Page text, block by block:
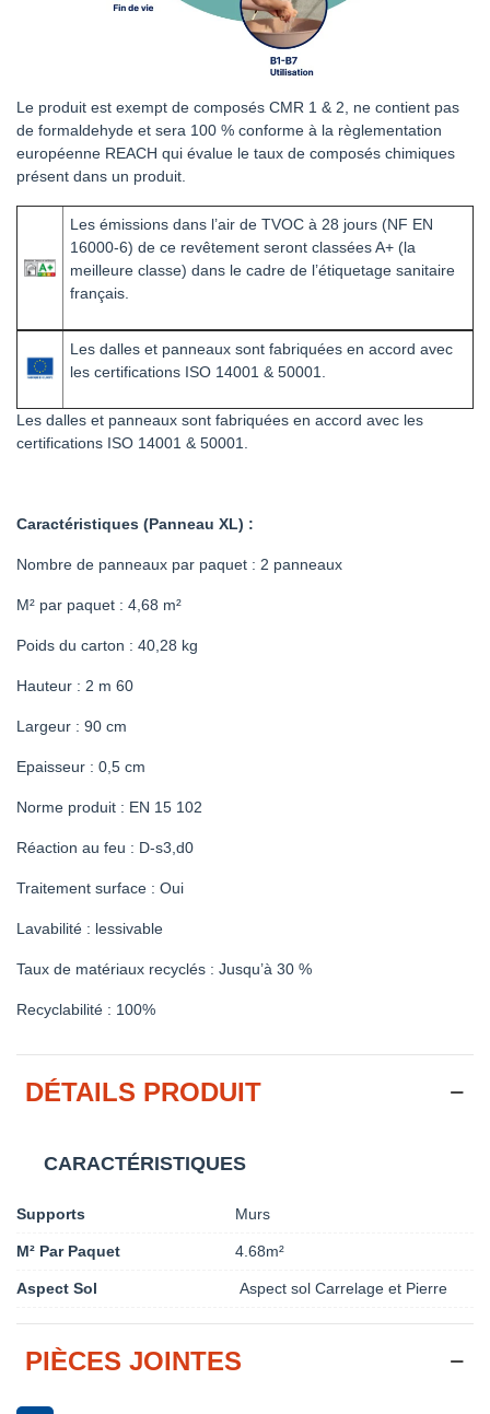
Le produit est exempt de composés CMR 1 & 2, ne contient pas
de formaldehyde et sera 100 % conforme à la règlementation
européenne REACH qui évalue le taux de composés chimiques
présent dans un produit.
Les émissions dans l’air de TVOC à 28 jours (NF EN
16000-6) de ce revêtement seront classées A+ (la
meilleure classe) dans le cadre de l’étiquetage sanitaire
français.
Les dalles et panneaux sont fabriquées en accord avec
les certifications ISO 14001 & 50001.
Les dalles et panneaux sont fabriquées en accord avec les
certifications ISO 14001 & 50001.
Caractéristiques (Panneau XL) :
Nombre de panneaux par paquet : 2 panneaux
M² par paquet : 4,68 m²
Poids du carton : 40,28 kg
Hauteur : 2 m 60
Largeur : 90 cm
Epaisseur : 0,5 cm
Norme produit : EN 15 102
Réaction au feu : D-s3,d0
Traitement surface : Oui
Lavabilité : lessivable
Taux de matériaux recyclés : Jusqu’à 30 %
Recyclabilité : 100%
DÉTAILS PRODUIT
CARACTÉRISTIQUES
Supports Murs
M² Par Paquet 4.68m²
Aspect Sol Aspect sol Carrelage et Pierre
PIÈCES JOINTES